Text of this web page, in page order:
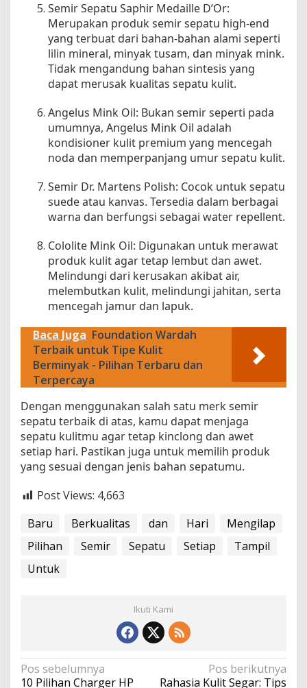
S
e
t
i
a
p
a
i
Semir Sepatu Saphir Medaille D’Or:
Merupakan produk semir sepatu high-end
yang terbuat dari bahan-bahan alami seperti
lilin mineral, minyak tusam, dan minyak mink.
Tidak mengandung bahan sintesis yang
dapat merusak kualitas sepatu kulit.
Angelus Mink Oil: Bukan semir seperti pada
umumnya, Angelus Mink Oil adalah
kondisioner kulit premium yang mencegah
noda dan memperpanjang umur sepatu kulit.
Semir Dr. Martens Polish: Cocok untuk sepatu
suede atau kanvas. Tersedia dalam berbagai
warna dan berfungsi sebagai water repellent.
Cololite Mink Oil: Digunakan untuk merawat
produk kulit agar tetap lembut dan awet.
Melindungi dari kerusakan akibat air,
melembutkan kulit, melindungi jahitan, serta
mencegah jamur dan lapuk.
Baca Juga Foundation Wardah
Terbaik untuk Tipe Kulit
Berminyak - Pilihan Terbaru dan
Terpercaya
Dengan menggunakan salah satu merk semir
sepatu terbaik di atas, kamu dapat menjaga
sepatu kulitmu agar tetap kinclong dan awet
setiap hari. Pastikan juga untuk memilih produk
yang sesuai dengan jenis bahan sepatumu.
Post Views: 4,663
Baru
Berkualitas dan Hari
Mengilap
Pilihan
Semir Sepatu Setiap
Tampil
Untuk
Ikuti Kami
N
Pos sebelumnya
10 Pilihan Charger HP
Pos berikutnya
Rahasia Kulit Segar: Tips